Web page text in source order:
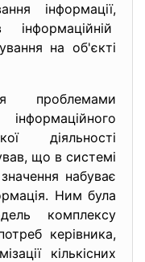
інформації,
на об'єкті
проблемами
діяльності
що в системі
набуває
Ним була
комплексу
керівника,
кількісних